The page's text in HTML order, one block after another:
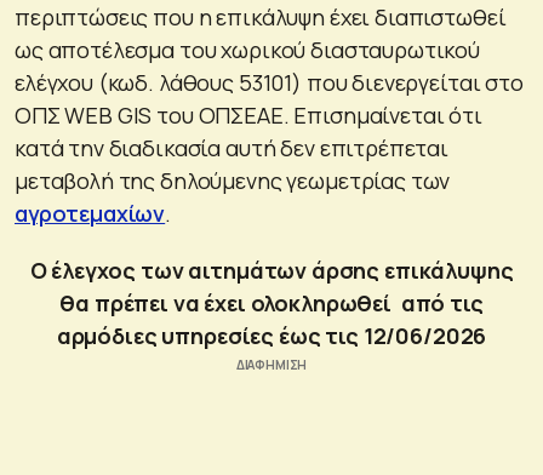
περιπτώσεις που η επικάλυψη έχει διαπιστωθεί
ως αποτέλεσμα του χωρικού διασταυρωτικού
ελέγχου (κωδ. λάθους 53101) που διενεργείται στο
ΟΠΣ WEB GIS του ΟΠΣΕΑΕ. Επισημαίνεται ότι
κατά την διαδικασία αυτή δεν επιτρέπεται
μεταβολή της δηλούμενης γεωμετρίας των
αγροτεμαχίων.
Ο έλεγχος των αιτημάτων άρσης επικάλυψης
θα πρέπει να έχει ολοκληρωθεί από τις
αρμόδιες υπηρεσίες έως τις 12/06/2026